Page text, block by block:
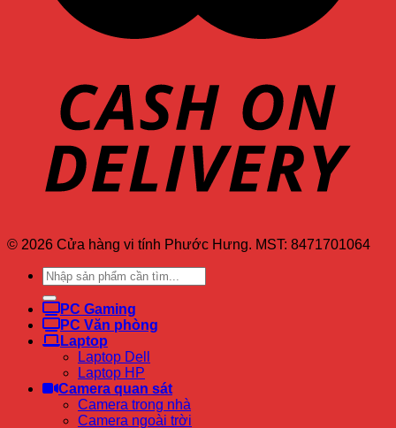
© 2026 Cửa hàng vi tính Phước Hưng. MST: 8471701064
Tìm
kiếm:
PC Gaming
PC Văn phòng
Laptop
Laptop Dell
Laptop HP
Camera quan sát
Camera trong nhà
Camera ngoài trời